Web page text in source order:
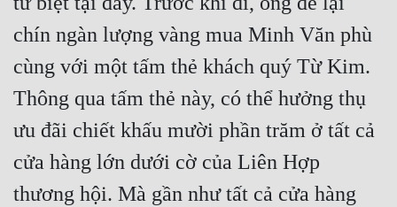
chín ngàn lượng vàng mua Minh Văn phù
cùng với một tấm thẻ khách quý Từ Kim.
Thông qua tấm thẻ này, có thể hưởng thụ
ưu đãi chiết khấu mười phần trăm ở tất cả
cửa hàng lớn dưới cờ của Liên Hợp
thương hội. Mà gần như tất cả cửa hàng